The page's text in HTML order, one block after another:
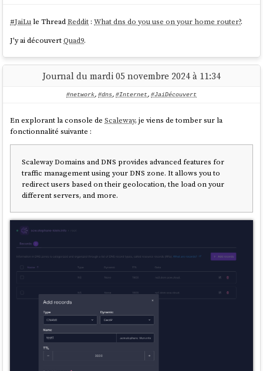
J'ai ajouté mon domaine à 22h22 et il a été validé à 22h54 :
testscaleway.stephane-klein.info.	1
IN	NS	ns1.dom.scw.cloud.
$ dig NS testscaleway.stephane-klein.info
+short
ns0.dom.scw.cloud.
#JaiLule ThreadReddit :What dns do you use on your home router?.
J'y ai découvertQuad9.
Journal du mardi 05 novembre 2024 à 11:34
#network, #dns, #Internet, #JaiDécouvert
En explorant la console deScaleway, je viens de tomber sur la
fonctionnalité suivante :
Scaleway Domains and DNS provides advanced features for
traffic management using your DNS zone. It allows you to
redirect users based on their geolocation, the load on your
different servers, and more.